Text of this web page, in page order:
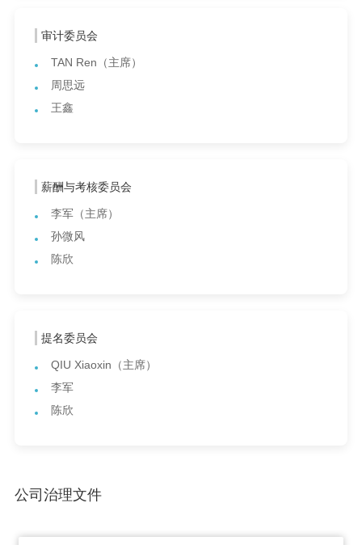
审计委员会
TAN Ren（主席）
周思远
王鑫
薪酬与考核委员会
李军（主席）
孙微风
陈欣
提名委员会
QIU Xiaoxin（主席）
李军
陈欣
公司治理文件